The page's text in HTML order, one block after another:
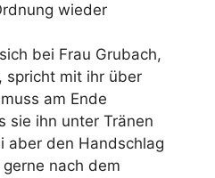
wieder
bei Frau Grubach,
spricht mit ihr über
am Ende
sie ihn unter Tränen
aber den Handschlag
nach dem